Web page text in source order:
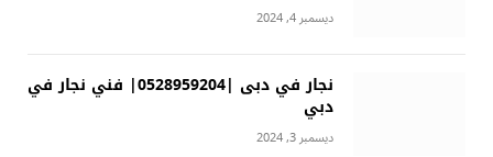
ديسمبر 4, 2024
نجار في دبى |0528959204| فني نجار في
دبي
ديسمبر 3, 2024